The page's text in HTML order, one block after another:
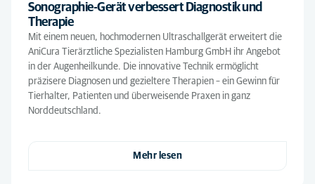
Sonographie-Gerät verbessert Diagnostik und
Therapie
Mit einem neuen, hochmodernen Ultraschallgerät erweitert die
AniCura Tierärztliche Spezialisten Hamburg GmbH ihr Angebot
in der Augenheilkunde. Die innovative Technik ermöglicht
präzisere Diagnosen und gezieltere Therapien – ein Gewinn für
Tierhalter, Patienten und überweisende Praxen in ganz
Norddeutschland.
Mehr lesen